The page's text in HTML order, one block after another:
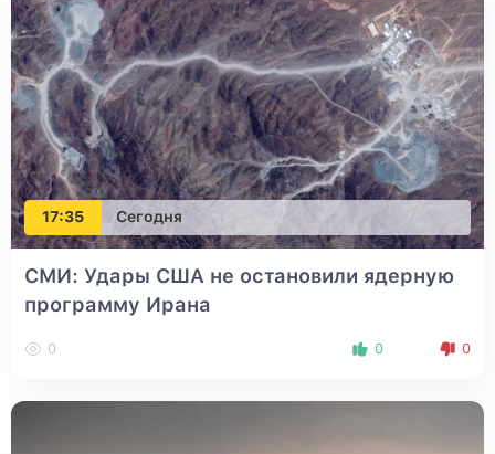
17:35 Сегодня
СМИ: Удары США не остановили ядерную
программу Ирана
0 0 0